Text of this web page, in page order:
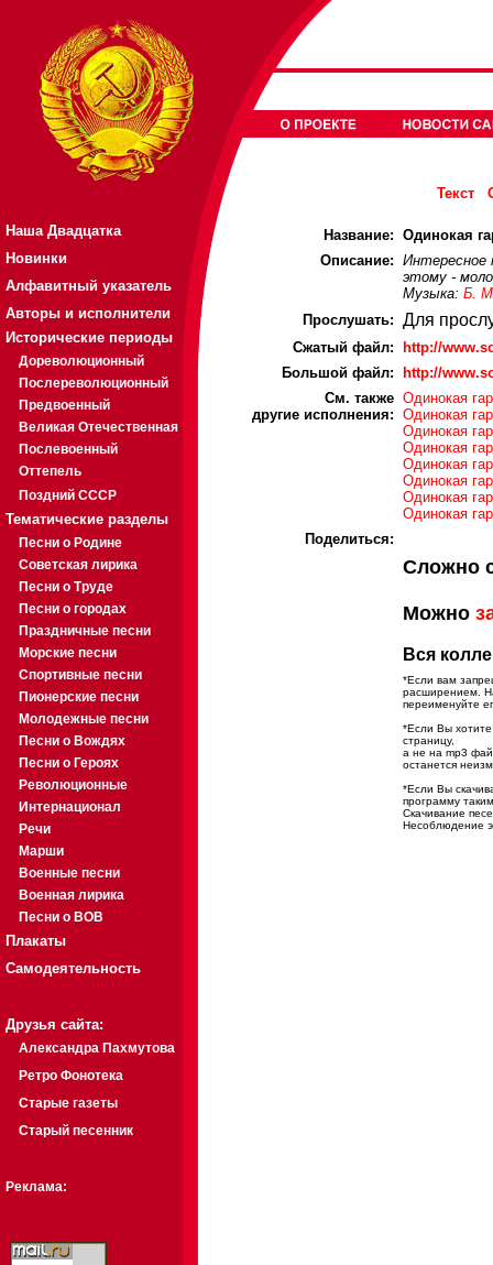
Наша Двадцатка
Новинки
Алфавитный указатель
Авторы и исполнители
Исторические периоды
Дореволюционный
Послереволюционный
Предвоенный
Великая Отечественная
Послевоенный
Оттепель
Поздний СССР
Тематические разделы
Песни о Родине
Советская лирика
Песни о Труде
Песни о городах
Праздничные песни
Морские песни
Спортивные песни
Пионерские песни
Молодежные песни
Песни о Вождях
Песни о Героях
Революционные
Интернационал
Речи
Марши
Военные песни
Военная лирика
Песни о ВОВ
Плакаты
Самодеятельность
Друзья сайта:
Александра Пахмутова
Ретро Фонотека
Старые газеты
Старый песенник
Реклама:
Текст
Название: Одинокая
Описание: Интересное
этому -
Музыка: Б.
Прослушать: Для
Cжатый файл:
http://
Большой файл:
http://
См. также
другие исполнения:
Одинокая
Одинокая
Одинокая
Одинокая
Одинокая
Одинокая
Одинокая
Одинокая
Поделиться:
Сложно
Можно
Вся
*Если вам
расширением.
переименуйте
*Если Вы
страницу,
а не на mp3
останется
*Если Вы
программу
Скачивание
Несоблюдение